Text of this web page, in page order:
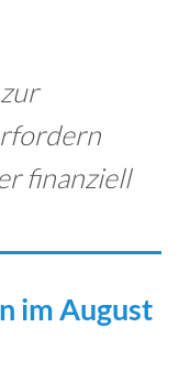
finanziell
im August